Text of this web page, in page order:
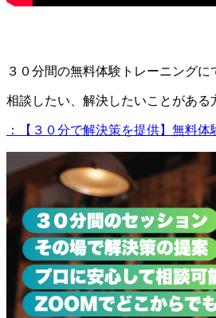
３０分間の無料体験トレーニング
相談したい、解決したいことがある
：【３０分で解決策を提供】無料